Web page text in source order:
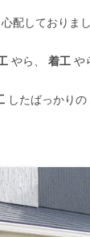
配しておりま
やら、 着工 や
したばっかりの